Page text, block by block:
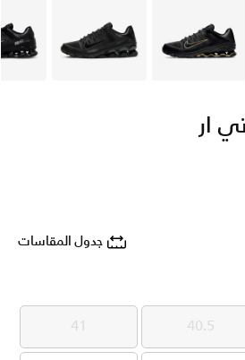
أسود أسود
جدول المقاسات
40.5
40.5
41
41